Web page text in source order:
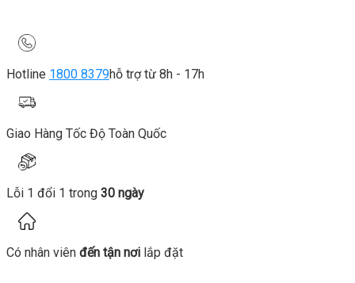
Hotline 1800 8379hỗ trợ từ 8h - 17h
Giao Hàng Tốc Độ Toàn Quốc
Lỗi 1 đổi 1 trong 30 ngày
Có nhân viên đến tận nơi lắp đặt